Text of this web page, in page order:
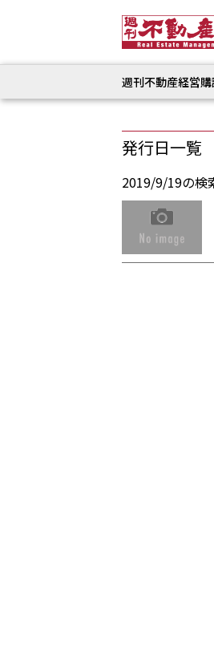
週刊不動産経営
発行日一覧
2019/9/19の検